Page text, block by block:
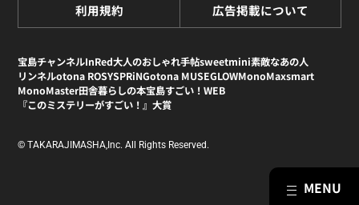
利用規約 広告掲載について
宝島チャンネルInRed大人のおしゃれ手帖sweetmini素敵なあの人
リンネルotona ROSYSPRiNGotona MUSEGLOWMonoMaxsmart
MonoMaster田舎暮らしの本宝島すごい！WEB
『このミステリーがすごい！』大賞
© TAKARAJIMASHA,Inc. All Rights Reserved.